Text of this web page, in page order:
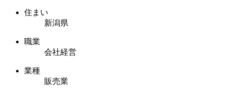
住まい
新潟県
職業
会社経営
業種
販売業